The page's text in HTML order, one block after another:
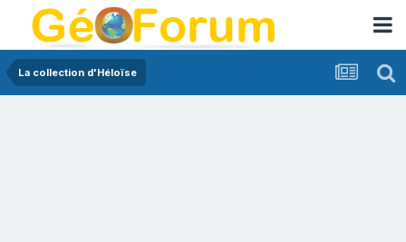
La collection d'Héloïse